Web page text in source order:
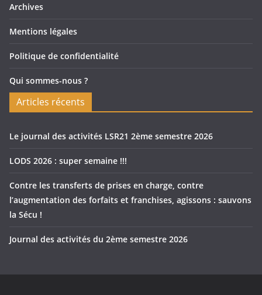
Archives
Mentions légales
Politique de confidentialité
Qui sommes-nous ?
Articles récents
Le journal des activités LSR21 2ème semestre 2026
LODS 2026 : super semaine !!!
Contre les transferts de prises en charge, contre
l’augmentation des forfaits et franchises, agissons : sauvons
la Sécu !
Journal des activités du 2ème semestre 2026